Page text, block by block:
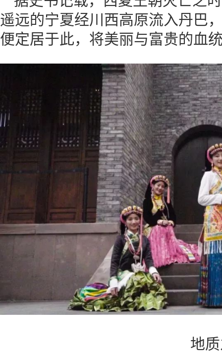
遥远的宁夏经川西高原流入丹巴
便定居于此，将美丽与富贵的血
地